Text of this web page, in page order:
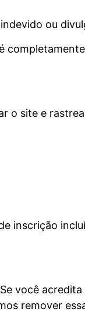
ou
o site e
inscrição
você acredita
remover